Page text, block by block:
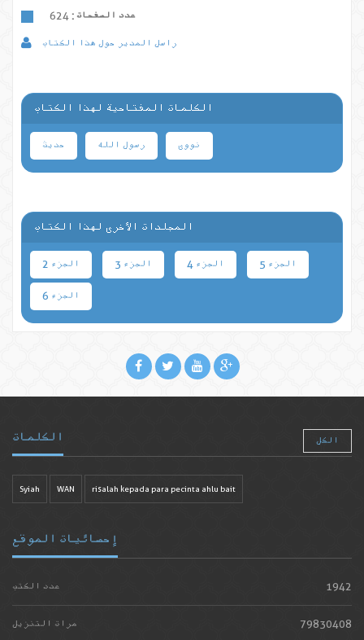
عدد الصفحات :
راسل المدير حول هذا الكتاب
الكلمات المفتاحية لهذا الكتاب
حدیث رسول الله نووی
المجلدات الأخرى لهذا الكتاب
الجزء 2 الجزء 3 الجزء 4 الجزء 5
الجزء 6
الكلمات الكل
Syiah WAN risalah kepada para pecinta ahlu bait
إحصائيات الموقع
عدد الكتب 1942
مرات التنزيل 79830408